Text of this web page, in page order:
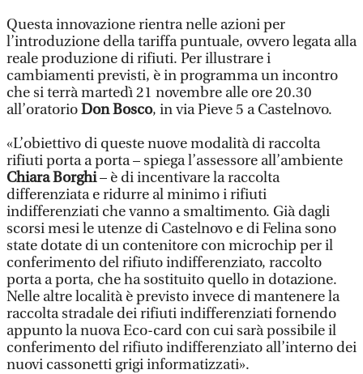
Questa innovazione rientra nelle azioni per
l’introduzione della tariffa puntuale, ovvero legata alla
reale produzione di rifiuti. Per illustrare i
cambiamenti previsti, è in programma un incontro
che si terrà martedì 21 novembre alle ore 20.30
all’oratorioDon Bosco, in via Pieve 5 a Castelnovo.
«L’obiettivo di queste nuove modalità di raccolta
rifiuti porta a porta – spiega l’assessore all’ambiente
Chiara Borghi– è di incentivare la raccolta
differenziata e ridurre al minimo i rifiuti
indifferenziati che vanno a smaltimento. Già dagli
scorsi mesi le utenze di Castelnovo e di Felina sono
state dotate di un contenitore con microchip per il
conferimento del rifiuto indifferenziato, raccolto
porta a porta, che ha sostituito quello in dotazione.
Nelle altre località è previsto invece di mantenere la
raccolta stradale dei rifiuti indifferenziati fornendo
appunto la nuova Eco-card con cui sarà possibile il
conferimento del rifiuto indifferenziato all’interno dei
nuovi cassonetti grigi informatizzati».